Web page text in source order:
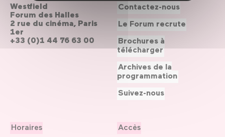
Westfield
Forum des Halles
2 rue du cinéma, Paris
1er
+33 (0)1 44 76 63 00
Horaires Accès
Contactez-nous
Le Forum recrute
Brochures à
télécharger
Archives de la
programmation
Suivez-nous